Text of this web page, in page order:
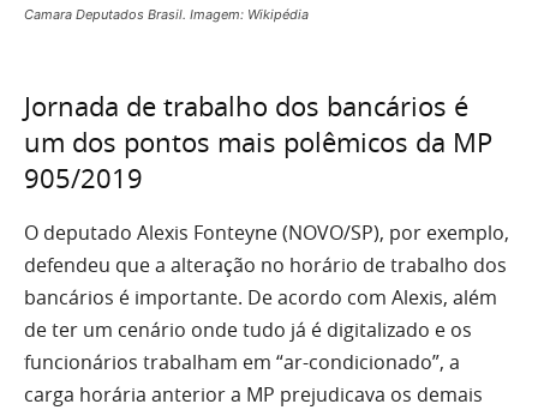
Camara Deputados Brasil. Imagem: Wikipédia
Jornada de trabalho dos bancários é
um dos pontos mais polêmicos da MP
905/2019
O deputado Alexis Fonteyne (NOVO/SP), por exemplo,
defendeu que a alteração no horário de trabalho dos
bancários é importante. De acordo com Alexis, além
de ter um cenário onde tudo já é digitalizado e os
funcionários trabalham em “ar-condicionado”, a
carga horária anterior a MP prejudicava os demais